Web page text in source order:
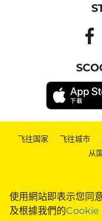
使用網站即表示您同
及根據我們的Cookie
飞往国家 | 飞往城市 |
从